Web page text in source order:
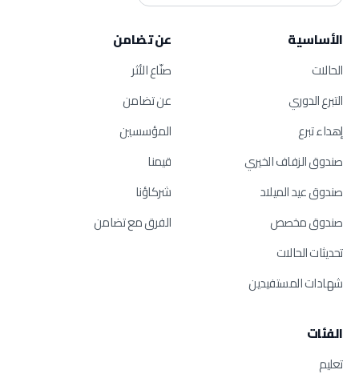
الأساسية
الحالات
التبرع الدوري
إهداء تبرع
صندوق الزفاف الخيري
صندوق عيد الميلاد
صندوق مخصص
تحديثات الحالات
شهادات المستفيدين
عن تضامن
صنّاع الأثر
عن تضامن
المؤسسين
قيمنا
شركاؤنا
الفرق مع تضامن
الفئات
تعليم